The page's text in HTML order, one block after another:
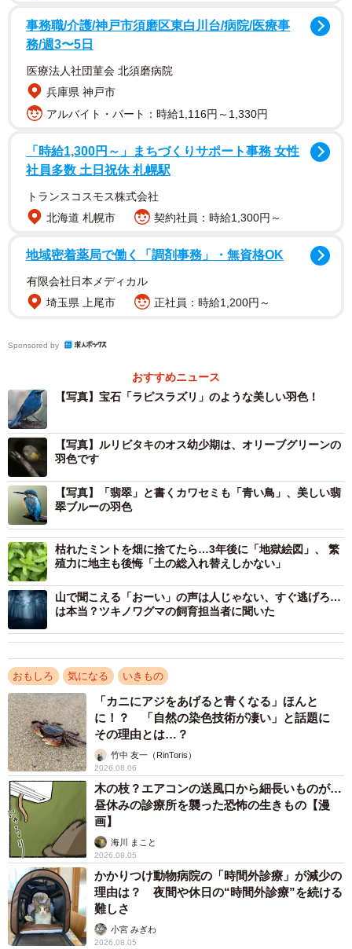
1/9
素晴らしい青色！！ルリビタキでもここまで美しい青い羽を持つ個体に
出会えるのは希少（画像提供：Tadsさん）
「この青、尊いです！」
「藍染したのかなって思うぐらい綺麗な色ですね！」
「見るだけで幸せ感ずる『幸福の青い鳥 』」
「伝説のルリビタキマイスター！！！」
「こんな美しい個体がいるなんて」
「羽根の細部拡大しながらじっくり拝見しました」
「この写真を待ち受けにさせてください」と投稿する人も
続出したほどの美しさです。バイクに乗って青い鳥の写真
を撮りに行くのが趣味というTadsさんに、詳細をお伺いし
ました。
出会えば幸せになれる！？「青い鳥御三家」
ルリビタキは、北海道・本州・四国の森林に生息し、冬に
は都市公園でも見ることができます。漢字では瑠璃鶲と書
くように、オスは美しい瑠璃色の羽ですが、実はこの羽は
生まれた時はオリーブグリーンなんだそう。
ーーいつごろから、青い鳥を撮影し始めたんですか？
「3年前にカワセミを撮り始めたのがきっかけです。 シン
プルな理由は『青が一番好きな色だから』なのですが、 青
い鳥のほとんどは『構造色』といって光の反射により、色
の見え方が変わります。 シーンによって見られるさまざま
な美しさに惹かれているのだと思います」
ーー写真のルリビタキは、どこで撮影したんですか？
事務職/介護/神戸市須磨区東白川台/病院/医療事
務/週3〜5日
医療法人社団菫会 北須磨病院
兵庫県 神戸市
アルバイト・パート：時給1,116円～1,330円
「時給1,300円～」まちづくりサポート事務 女性
社員多数 土日祝休 札幌駅
トランスコスモス株式会社
北海道 札幌市
契約社員：時給1,300円～
地域密着薬局で働く「調剤事務」・無資格OK
有限会社日本メディカル
埼玉県 上尾市
正社員：時給1,200円～
Sponsored by
おすすめニュース
【写真】宝石「ラピスラズリ」のような美しい羽色！
【写真】ルリビタキのオス幼少期は、オリーブグリーンの
羽色です
【写真】「翡翠」と書くカワセミも「青い鳥」、美しい翡
翠ブルーの羽色
枯れたミントを畑に捨てたら…3年後に「地獄絵図」、 繁
殖力に地主も後悔「土の総入れ替えしかない」
山で聞こえる「おーい」の声は人じゃない、すぐ逃げろ…
は本当？ツキノワグマの飼育担当者に聞いた
おもしろ 気になる いきもの
「カニにアジをあげると青くなる」ほんと
に！？ 「自然の染色技術が凄い」と話題に
その理由とは…？
竹中 友一（RinToris）
2026.08.06
木の枝？エアコンの送風口から細長いものが…
昼休みの診療所を襲った恐怖の生きもの【漫
画】
海川 まこと
2026.08.05
かかりつけ動物病院の「時間外診療」が減少の
理由は？ 夜間や休日の“時間外診療”を続ける
難しさ
小宮 みぎわ
2026.08.05